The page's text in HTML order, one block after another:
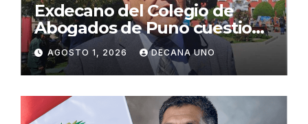
Exdecano del Colegio de
Abogados de Puno cuestiona
propuestas sobre seguridad
ciudadana
AGOSTO 1, 2026 DECANA UNO